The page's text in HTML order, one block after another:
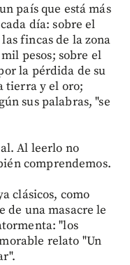
país que está más
día: sobre el
fincas de la zona
pesos; sobre el
la pérdida de su
tierra y el oro;
sus palabras, "se
Al leerlo no
comprendemos.
clásicos, como
de una masacre le
"los
relato "Un